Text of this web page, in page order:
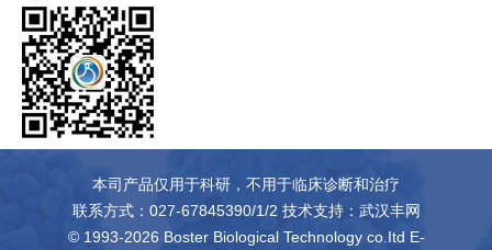
本司产品仅用于科研，不用于临床诊断和治疗
联系方式：027-67845390/1/2 技术支持： 武汉丰网
© 1993-2026 Boster Biological Technology co.Itd E-